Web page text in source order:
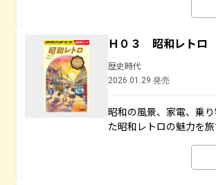
Ｈ０３ 昭和レトロ
歴史時代
2026.01.29 発売
昭和の風景、家電、乗
た昭和レトロの魅力を旅